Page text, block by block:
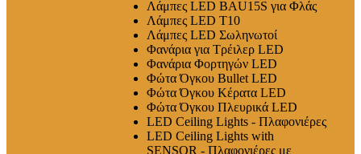
Λάμπες LED BAU15S για Φλάς
Λάμπες LED T10
Λάμπες LED Σωληνωτοί
Φανάρια για Τρέιλερ LED
Φανάρια Φορτηγών LED
Φώτα Όγκου Bullet LED
Φώτα Όγκου Κέρατα LED
Φώτα Όγκου Πλευρικά LED
LED Ceiling Lights - Πλαφονιέρες
LED Ceiling Lights with
SENSOR - Πλαφονιέρες με